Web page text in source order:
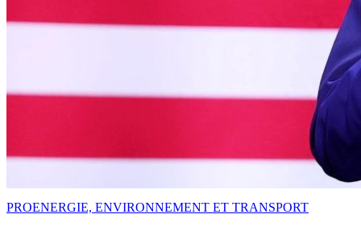
PROENERGIE, ENVIRONNEMENT ET TRANSPORT